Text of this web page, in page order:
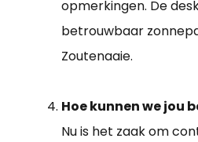
opmerkingen. De
betrouwbaar
Zoutenaaie.
Hoe kunnen we jou
Nu is het zaak om